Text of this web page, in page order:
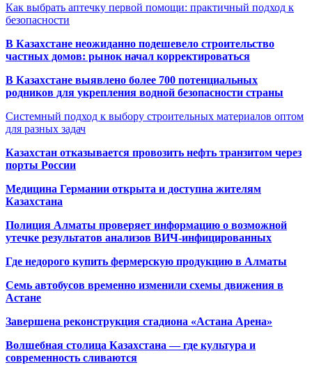
Как выбрать аптечку первой помощи: практичный подход к
безопасности
В Казахстане неожиданно подешевело строительство
частных домов: рынок начал корректироваться
В Казахстане выявлено более 700 потенциальных
родников для укрепления водной безопасности страны
Системный подход к выбору строительных материалов оптом
для разных задач
Казахстан отказывается провозить нефть транзитом через
порты России
Медицина Германии открыта и доступна жителям
Казахстана
Полиция Алматы проверяет информацию о возможной
утечке результатов анализов ВИЧ-инфицированных
Где недорого купить фермерскую продукцию в Алматы
Семь автобусов временно изменили схемы движения в
Астане
Завершена реконструкция стадиона «Астана Арена»
Волшебная столица Казахстана — где культура и
современность сливаются